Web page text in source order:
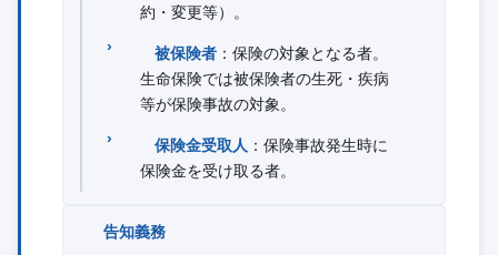
約・変更等）。
被保険者 ：保険の対象となる者。
生命保険では被保険者の生死・疾病
等が保険事故の対象。
保険金受取人 ：保険事故発生時に
保険金を受け取る者。
告知義務